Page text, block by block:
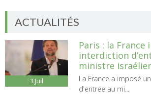
ACTUALITÉS
3 Juil
Paris : la France
interdiction
ministre
La France a imposé
d'entrée au mi...